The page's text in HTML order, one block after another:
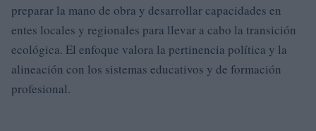
preparar la mano de obra y desarrollar capacidades en
entes locales y regionales para llevar a cabo la transición
ecológica. El enfoque valora la pertinencia política y la
alineación con los sistemas educativos y de formación
profesional.